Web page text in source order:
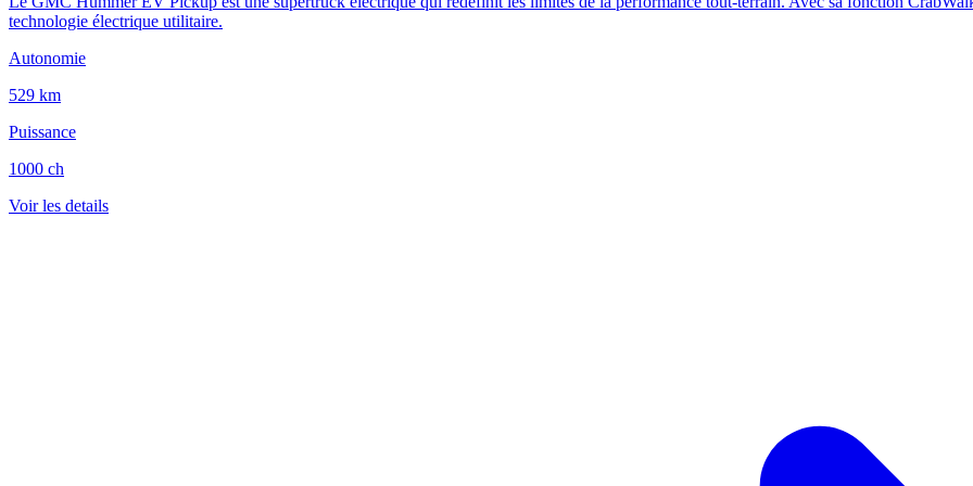
technologie électrique utilitaire.
Autonomie
529 km
Puissance
1000 ch
Voir les details